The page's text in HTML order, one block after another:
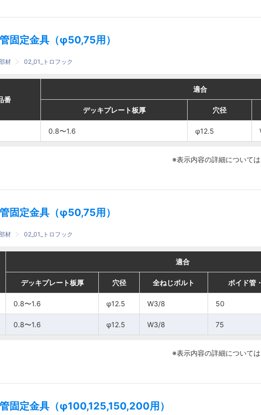
固定金具（φ50,75用）
材 02_01_トロフック
穴径 全ねじボルト
番
適合
デッキプレート板厚 穴径
0.8〜1.6 φ12.5
穴径 全ねじボルト
番
適合
デッキプレート板厚 穴径
0.8〜1.6 φ12.5
※表示内容の詳細については
固定金具（φ50,75用）
材 02_01_トロフック
デッキプレート板厚 全ねじボルト ボイド管・スパイラルダク
0.8〜1.6 W3/8
0.8〜1.6 W3/8
適合
デッキプレート板厚 穴径 全ねじボルト ボイド管
0.8〜1.6 φ12.5 W3/8 50
0.8〜1.6 φ12.5 W3/8 75
デッキプレート板厚 全ねじボルト ボイド管・スパイラルダク
0.8〜1.6 W3/8
0.8〜1.6 W3/8
適合
デッキプレート板厚 穴径 全ねじボルト ボイド管
0.8〜1.6 φ12.5 W3/8 50
0.8〜1.6 φ12.5 W3/8 75
※表示内容の詳細については
固定金具（φ100,125,150,200用）